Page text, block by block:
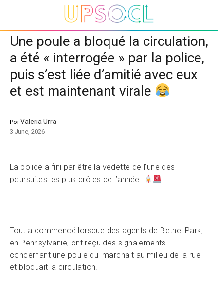
Une poule a bloqué la circulation,
a été « interrogée » par la police,
puis s’est liée d’amitié avec eux
et est maintenant virale
PorValeria Urra
3 June, 2026
La police a fini par être la vedette de l’une des
poursuites les plus drôles de l’année.
Tout a commencé lorsque des agents de Bethel Park,
en Pennsylvanie, ont reçu des signalements
concernant une poule qui marchait au milieu de la rue
et bloquait la circulation.